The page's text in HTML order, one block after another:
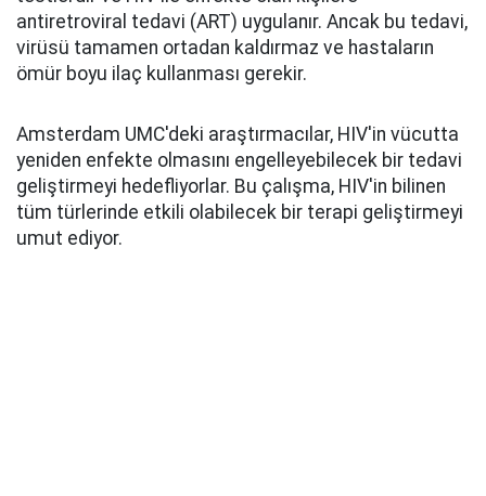
antiretroviral tedavi (ART) uygulanır. Ancak bu tedavi,
virüsü tamamen ortadan kaldırmaz ve hastaların
ömür boyu ilaç kullanması gerekir.
Amsterdam UMC'deki araştırmacılar, HIV'in vücutta
yeniden enfekte olmasını engelleyebilecek bir tedavi
geliştirmeyi hedefliyorlar. Bu çalışma, HIV'in bilinen
tüm türlerinde etkili olabilecek bir terapi geliştirmeyi
umut ediyor.